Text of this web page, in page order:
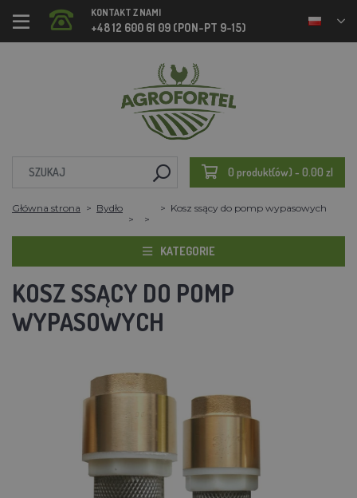
KONTAKT Z NAMI
+48 12 600 61 09 (PON-PT 9-15)
0 produkt(ów) - 0.00 zl
Główna strona Bydło Kosz ssący do pomp wypasowych
KATEGORIE
KOSZ SSĄCY DO POMP
WYPASOWYCH